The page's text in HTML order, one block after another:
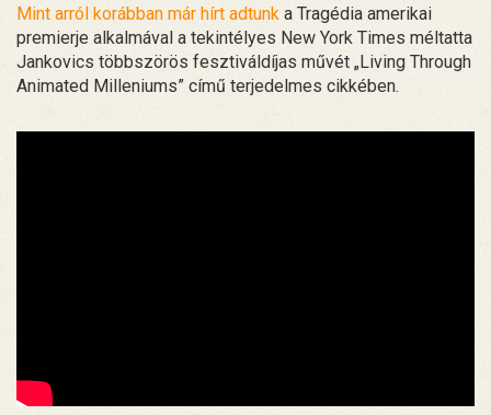
Mint arról korábban már hírt adtunk a Tragédia amerikai
premierje alkalmával a tekintélyes New York Times méltatta
Jankovics többszörös fesztiváldíjas művét „Living Through
Animated Milleniums” című terjedelmes cikkében.